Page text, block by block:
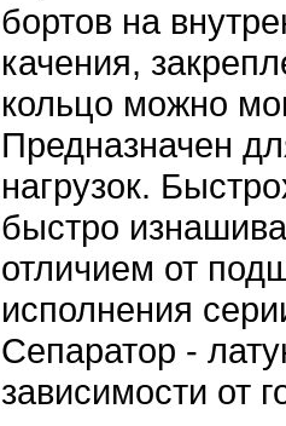
бортов на
качения,
кольцо можно
Предназначен
нагрузок.
быстро
отличием от
исполнения
Сепаратор -
зависимости от